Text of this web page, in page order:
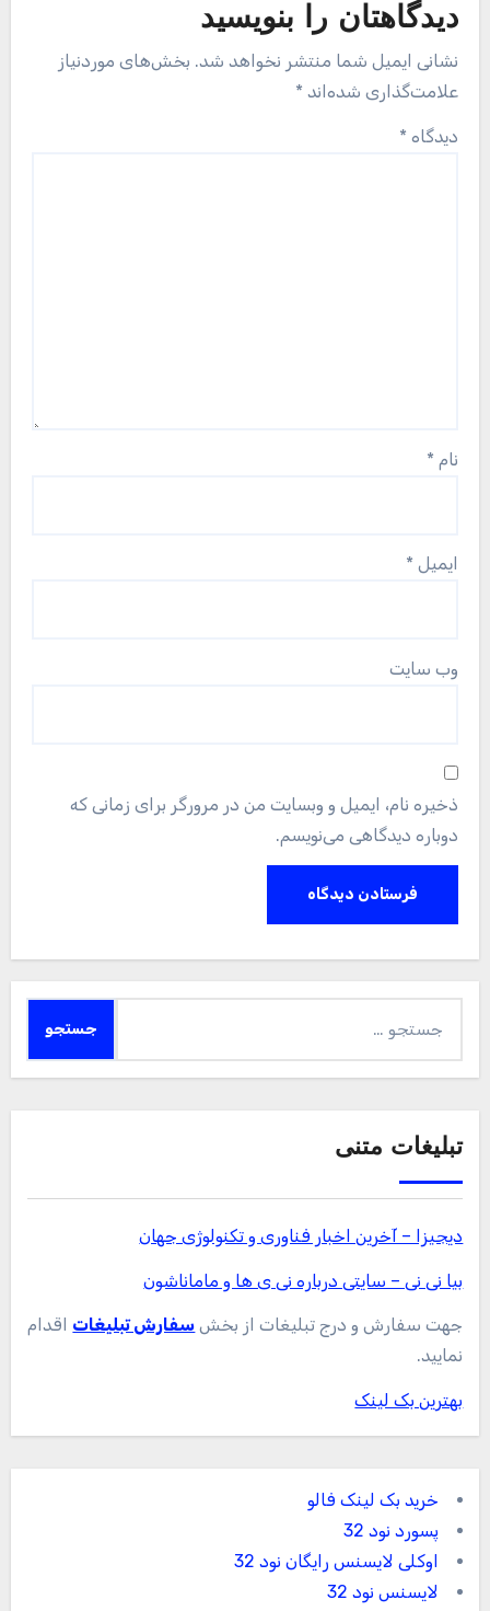
دیدگاهتان را بنویسید
نشانی ایمیل شما منتشر نخواهد شد. بخش‌های موردنیاز
علامت‌گذاری شده‌اند *
دیدگاه *
نام *
ایمیل *
وب‌ سایت
ذخیره نام، ایمیل و وبسایت من در مرورگر برای زمانی که
دوباره دیدگاهی می‌نویسم.
برای:
تبلیغات متنی
دیجیزا – آخرین اخبار فناوری و تکنولوژی جهان
بیا نی نی – سایتی درباره نی ی ها و ماماناشون
جهت سفارش و درج تبلیغات از بخش سفارش تبلیغات اقدام
نمایید.
بهترین بک لینک
خرید بک لینک فالو
پسورد نود 32
اوکلی لایسنس رایگان نود 32
لایسنس نود 32